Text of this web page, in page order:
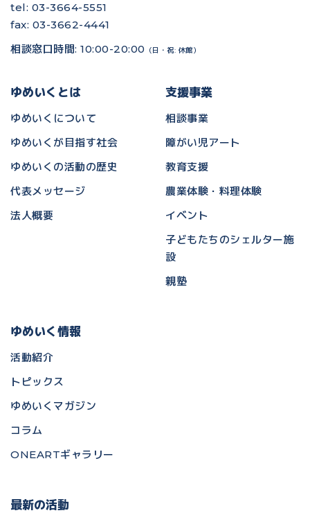
tel: 03-3664-5551
fax: 03-3662-4441
相談窓口時間: 10:00-20:00
（日・祝: 休館）
ゆめいくとは
ゆめいくについて
ゆめいくが目指す社会
ゆめいくの活動の歴史
代表メッセージ
法人概要
支援事業
相談事業
障がい児アート
教育支援
農業体験・料理体験
イベント
子どもたちのシェルター施
設
親塾
ゆめいく情報
活動紹介
トピックス
ゆめいくマガジン
コラム
ONEARTギャラリー
最新の活動